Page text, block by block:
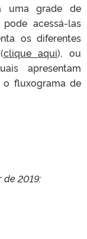
uma grade de
acessá-las
os diferentes
clique aqui), ou
apresentam
fluxograma de
de 2019: